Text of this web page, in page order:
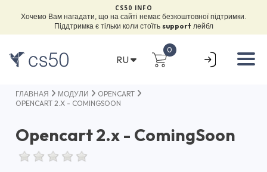
CS50 INFO
Хочемо Вам нагадати, що на сайті немає безкоштовної підтримки.
Піддтримка є тільки коли стоїть support лейбл
RU
0
ГЛАВНАЯ МОДУЛИ
OPENCART
OPENCART 2.X - COMINGSOON
Opencart 2.x - ComingSoon